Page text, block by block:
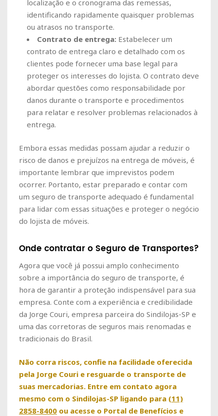
localização e o cronograma das remessas,
identificando rapidamente quaisquer problemas
ou atrasos no transporte.
Contrato de entrega: Estabelecer um
contrato de entrega claro e detalhado com os
clientes pode fornecer uma base legal para
proteger os interesses do lojista. O contrato deve
abordar questões como responsabilidade por
danos durante o transporte e procedimentos
para relatar e resolver problemas relacionados à
entrega.
Embora essas medidas possam ajudar a reduzir o
risco de danos e prejuízos na entrega de móveis, é
importante lembrar que imprevistos podem
ocorrer. Portanto, estar preparado e contar com
um seguro de transporte adequado é fundamental
para lidar com essas situações e proteger o negócio
do lojista de móveis.
Onde contratar o Seguro de Transportes?
Agora que você já possui amplo conhecimento
sobre a importância do seguro de transporte, é
hora de garantir a proteção indispensável para sua
empresa. Conte com a experiência e credibilidade
da Jorge Couri, empresa parceira do Sindilojas-SP e
uma das corretoras de seguros mais renomadas e
tradicionais do Brasil.
Não corra riscos, confie na facilidade oferecida
pela Jorge Couri e resguarde o transporte de
suas mercadorias. Entre em contato agora
mesmo com o Sindilojas-SP ligando para (11)
2858-8400 ou acesse o Portal de Benefícios e